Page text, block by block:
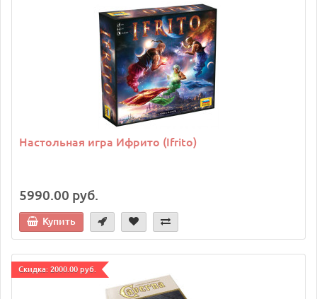
Настольная игра Ифрито (Ifrito)
5990.00 руб.
Купить
Cкидка: 2000.00 руб.